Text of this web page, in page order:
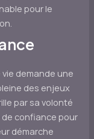
pour le
vie demande une
des enjeux
par sa volonté
confiance pour
démarche